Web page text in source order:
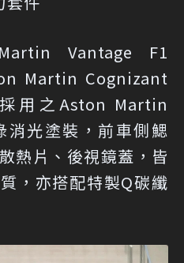
Vantage F1
Martin Cognizant
用之Aston Martin
消光塗裝，前車側鰓
熱片、後視鏡蓋，皆
，亦搭配特製Q碳纖